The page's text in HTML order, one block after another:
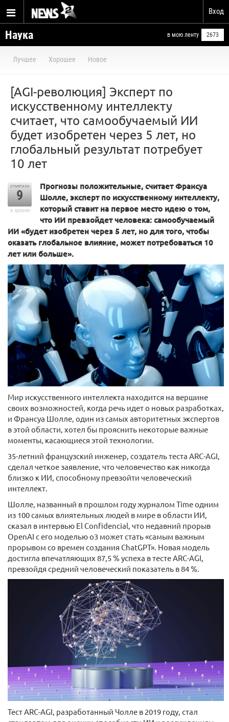
Вход
Наука в мою ленту 2673
Лучшее Хорошее Новое
[AGI-революция] Эксперт по
искусственному интеллекту
считает, что самообучаемый ИИ
будет изобретен через 5 лет, но
глобальный результат потребует
10 лет
отметили
9
в архиве
Прогнозы положительные, считает Франсуа
Шолле, эксперт по искусственному интеллекту,
который ставит на первое место идею о том,
что ИИ превзойдет человека: самообучаемый
ИИ «будет изобретен через 5 лет, но для того, чтобы
оказать глобальное влияние, может потребоваться 10
лет или больше».
Мир искусственного интеллекта находится на вершине
своих возможностей, когда речь идет о новых разработках,
и Франсуа Шолле, один из самых авторитетных экспертов
в этой области, хотел бы прояснить некоторые важные
моменты, касающиеся этой технологии.
35-летний французский инженер, создатель теста ARC-AGI,
сделал четкое заявление, что человечество как никогда
близко к ИИ, способному превзойти человеческий
интеллект.
Шолле, названный в прошлом году журналом Time одним
из 100 самых влиятельных людей в мире в области ИИ,
сказал в интервью El Confidencial, что недавний прорыв
OpenAI с его моделью o3 может стать «самым важным
прорывом со времен создания ChatGPT». Новая модель
достигла впечатляющих 87,5 % успеха в тесте ARC-AGI,
превзойдя средний человеческий показатель в 84 %.
Тест ARC-AGI, разработанный Чолле в 2019 году, стал